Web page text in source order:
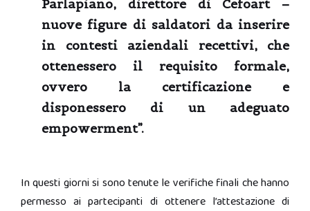
Parlapiano, direttore di Cefoart–
nuove figure di saldatori da inserire
in contesti aziendali recettivi, che
ottenessero il requisito formale,
ovvero la certificazione e
disponessero di un adeguato
empowerment”.
In questi giorni si sono tenute le verifiche finali che hanno
permesso ai partecipanti di ottenere l’attestazione di